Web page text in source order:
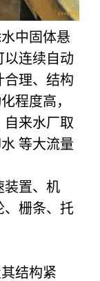
中固体悬
以连续自动
合理、结构
程度高，
自来水厂取
等大流量
装置、机
、栅条、托
结构紧